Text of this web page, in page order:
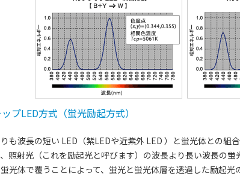
プLED方式（蛍光励起方式）
も波長の短い LED（紫LEDや近紫外 LED ）と蛍光体との組
照射光（これを励起光と呼びます）の波長より長い波長の
光体で覆うことによって、蛍光と蛍光体層を透過した励起光